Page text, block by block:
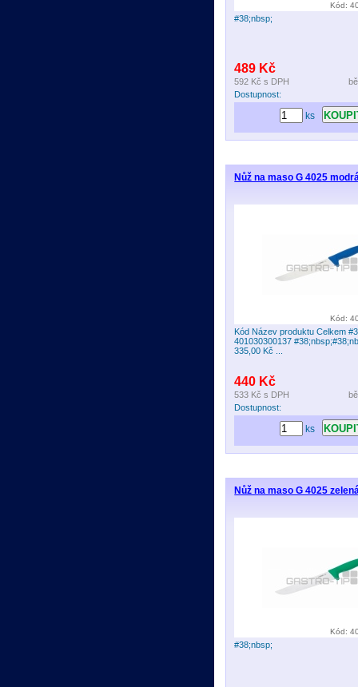
Kód:
#38;nbsp;
489 Kč
592 Kč s DPH
Dostupnost:
ks
Kód:
Nůž na maso G 4025
Kód Název produktu Celkem
401030300137
335,00 Kč ...
440 Kč
533 Kč s DPH
Dostupnost:
ks
Kód:
Nůž na maso G 4025
#38;nbsp;